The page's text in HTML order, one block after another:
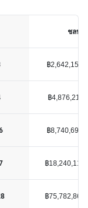
ชลบุรี
฿2,642,153
฿4,876,212
฿8,740,691
฿18,240,118
฿75,782,869